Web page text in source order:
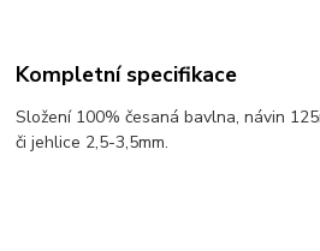
Kompletní specifikace
Složení 100% česaná bavlna, návin
či jehlice 2,5-3,5mm.